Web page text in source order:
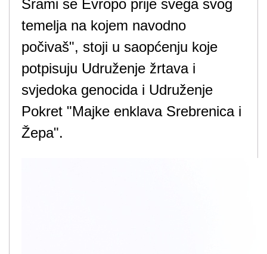
Srami se Evropo prije svega svog
temelja na kojem navodno
počivaš", stoji u saopćenju koje
potpisuju Udruženje žrtava i
svjedoka genocida i Udruženje
Pokret "Majke enklava Srebrenica i
Žepa".